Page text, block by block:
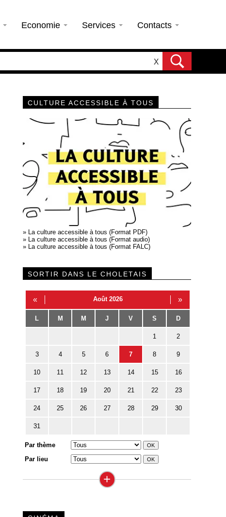
Economie Services Contacts
X
CULTURE ACCESSIBLE À TOUS
» La culture accessible à tous (Format PDF)
» La culture accessible à tous (Format audio)
» La culture accessible à tous (Format FALC)
SORTIR DANS LE CHOLETAIS
« Août 2026 »
L M M J V S D
1 2
3 4 5 6 7 8 9
10 11 12 13 14 15 16
17 18 19 20 21 22 23
24 25 26 27 28 29 30
31
Par thème
Par lieu
+